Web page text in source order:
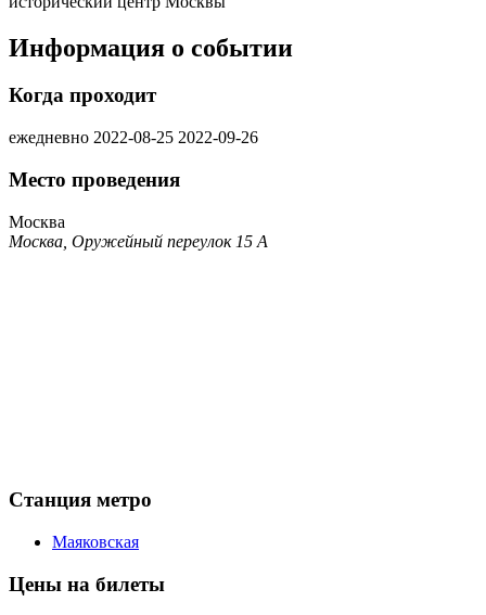
Информация о событии
Когда проходит
ежедневно 2022-08-25 2022-09-26
Место проведения
Москва
Москва, Оружейный переулок 15 А
Станция метро
Маяковская
Цены на билеты